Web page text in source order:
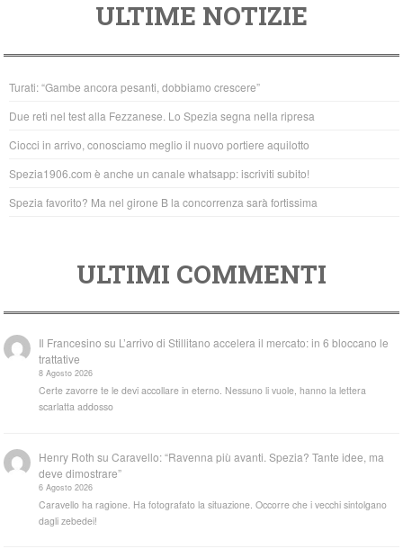
e
b
o
o
k
er
at
s
A
p
p
ULTIME NOTIZIE
Turati: “Gambe ancora pesanti, dobbiamo crescere”
Due reti nel test alla Fezzanese. Lo Spezia segna nella ripresa
Ciocci in arrivo, conosciamo meglio il nuovo portiere aquilotto
Spezia1906.com è anche un canale whatsapp: iscriviti subito!
Spezia favorito? Ma nel girone B la concorrenza sarà fortissima
ULTIMI COMMENTI
Il Francesino su L’arrivo di Stillitano accelera il mercato: in 6 bloccano le
trattative
8 Agosto 2026
Certe zavorre te le devi accollare in eterno. Nessuno li vuole, hanno la lettera
scarlatta addosso
Henry Roth suCaravello: “Ravenna più avanti. Spezia? Tante idee, ma
deve dimostrare”
6 Agosto 2026
Caravello ha ragione. Ha fotografato la situazione. Occorre che i vecchi sintolgano
dagli zebedei!